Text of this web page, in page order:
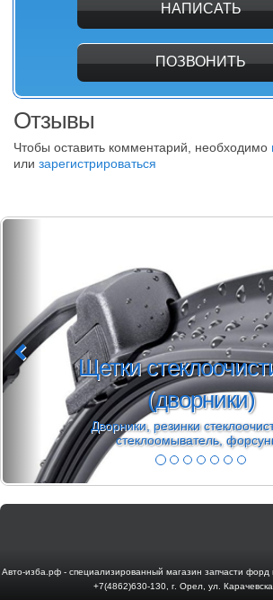
НАПИСАТЬ
ПОЗВОНИТЬ
Отзывы
Чтобы оставить комментарий, необходимо
или зарегистрироваться
Щетки
(дворники)
Дворники, резинки
стеклоомыватель,
Авто-изба.рф - специализированный магазин запчасти форд
+7(4862)630-130, г. Орел, ул.